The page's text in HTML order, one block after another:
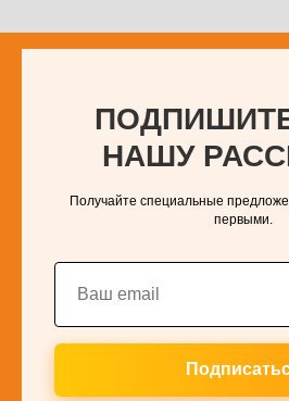
НАШУ
Получайте специальные
первыми.